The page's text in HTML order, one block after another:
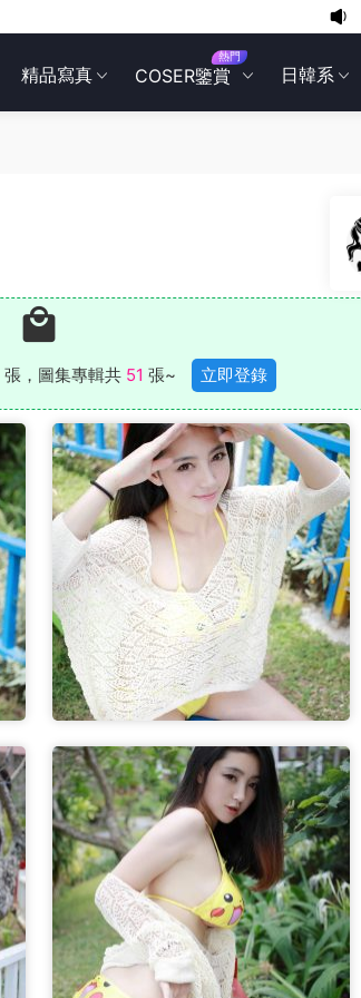
精品寫真 COSER鑒賞
熱門
日韓系
張，圖集專輯共 51 張~ 立即登錄